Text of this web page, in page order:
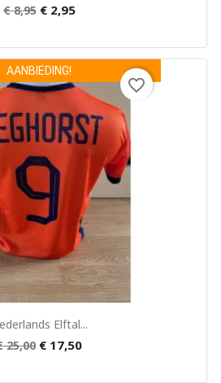
€ 8,95 € 2,95
Snel bekijken
Elftal...
25,00 € 17,50
AANBIEDING!
favorite_border